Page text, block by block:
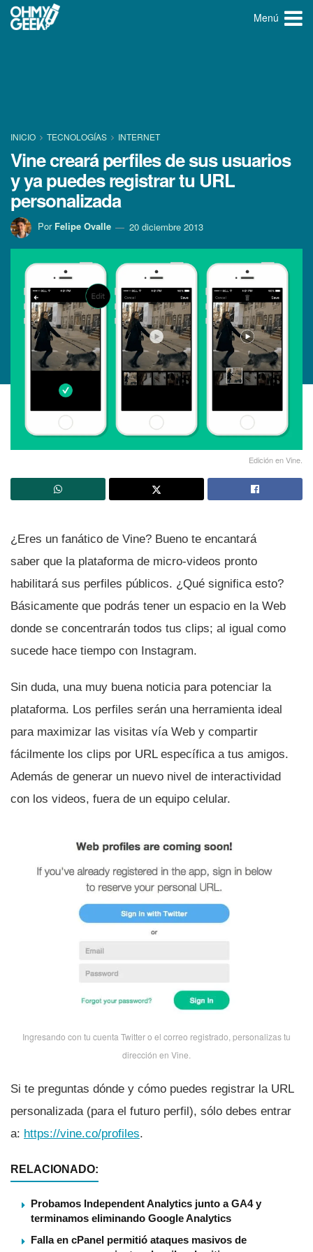
Menú
INICIO TECNOLOGÍ­AS INTERNET
Vine creará perfiles de sus usuarios
y ya puedes registrar tu URL
personalizada
Por Felipe Ovalle 20 diciembre 2013
Edición en Vine.
¿Eres un fanático de Vine? Bueno te encantará
saber que la plataforma de micro-videos pronto
habilitará sus perfiles públicos. ¿Qué significa esto?
Básicamente que podrás tener un espacio en la Web
donde se concentrarán todos tus clips; al igual como
sucede hace tiempo con Instagram.
Sin duda, una muy buena noticia para potenciar la
plataforma. Los perfiles serán una herramienta ideal
para maximizar las visitas ví­a Web y compartir
fácilmente los clips por URL especí­fica a tus amigos.
Además de generar un nuevo nivel de interactividad
con los videos, fuera de un equipo celular.
Ingresando con tu cuenta Twitter o el correo registrado, personalizas tu
dirección en Vine.
Si te preguntas dónde y cómo puedes registrar la URL
personalizada (para el futuro perfil), sólo debes entrar
a: https://vine.co/profiles.
RELACIONADO:
Probamos Independent Analytics junto a GA4 y
terminamos eliminando Google Analytics
Falla en cPanel permitió ataques masivos de